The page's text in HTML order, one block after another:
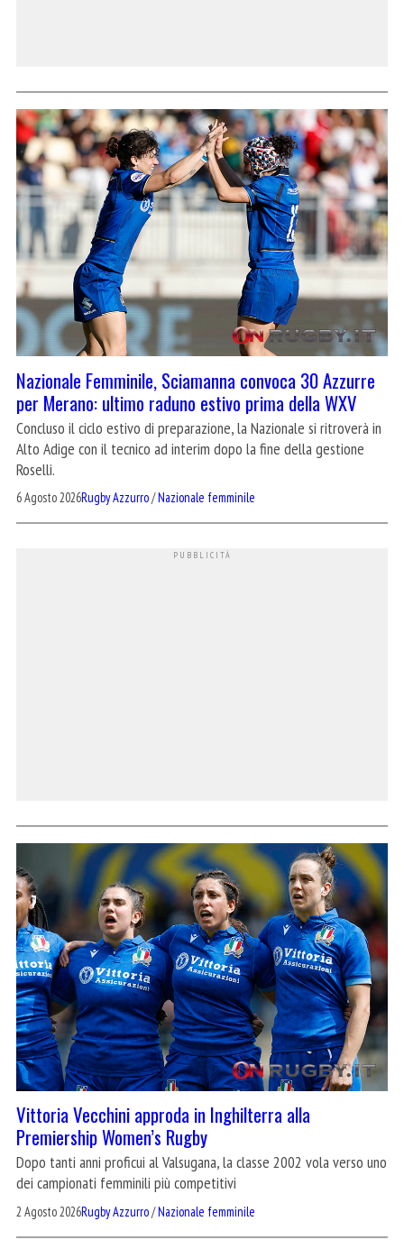
Nazionale Femminile, Sciamanna convoca 30 Azzurre
per Merano: ultimo raduno estivo prima della WXV
Concluso il ciclo estivo di preparazione, la Nazionale si ritroverà in
Alto Adige con il tecnico ad interim dopo la fine della gestione
Roselli.
6 Agosto 2026Rugby Azzurro/Nazionale femminile
Vittoria Vecchini approda in Inghilterra alla
Premiership Women’s Rugby
Dopo tanti anni proficui al Valsugana, la classe 2002 vola verso uno
dei campionati femminili più competitivi
2 Agosto 2026Rugby Azzurro/Nazionale femminile